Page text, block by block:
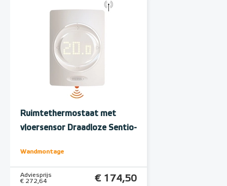
Ruimtethermostaat met
vloersensor Draadloze Sentio-
Wandmontage
Adviesprijs
€ 272,64
€ 174,50